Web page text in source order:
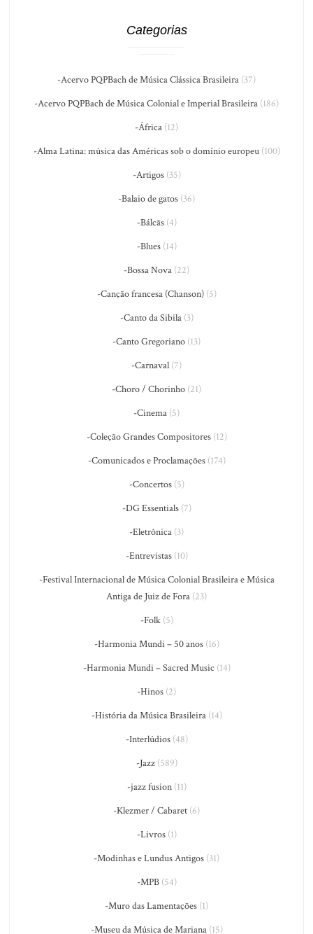
Categorias
-Acervo PQPBach de Música Clássica Brasileira (37)
-Acervo PQPBach de Música Colonial e Imperial Brasileira (186)
-África (12)
-Alma Latina: música das Américas sob o domínio europeu(100)
-Artigos(35)
-Balaio de gatos (36)
-Bálcãs(4)
-Blues(14)
-Bossa Nova (22)
-Canção francesa (Chanson)(5)
-Canto da Sibila(3)
-Canto Gregoriano (13)
-Carnaval (7)
-Choro / Chorinho (21)
-Cinema (5)
-Coleção Grandes Compositores(12)
-Comunicados e Proclamações(174)
-Concertos(5)
-DG Essentials(7)
-Eletrônica (3)
-Entrevistas(10)
-Festival Internacional de Música Colonial Brasileira e Música
Antiga de Juiz de Fora (23)
-Folk(5)
-Harmonia Mundi – 50 anos(16)
-Harmonia Mundi – Sacred Music (14)
-Hinos (2)
-História da Música Brasileira(14)
-Interlúdios(48)
-Jazz(589)
-jazz fusion(11)
-Klezmer / Cabaret (6)
-Livros(1)
-Modinhas e Lundus Antigos (31)
-MPB(54)
-Muro das Lamentações (1)
-Museu da Música de Mariana(15)